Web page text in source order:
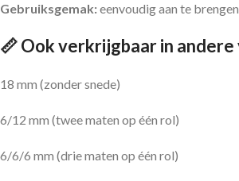
Gebruiksgemak:eenvoudig aan te
📏 Ook verkrijgbaar in
18 mm (zonder snede)
6/12 mm (twee maten op één rol)
6/6/6 mm (drie maten op één rol)